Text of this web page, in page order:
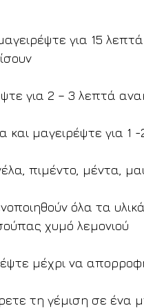
για 15
για 2 – 3 λεπτά
μαγειρέψτε για 1
πιμέντο, μέντα,
όλα τα
χυμό λεμονιού
μέχρι να
τη γέμιση σε ένα